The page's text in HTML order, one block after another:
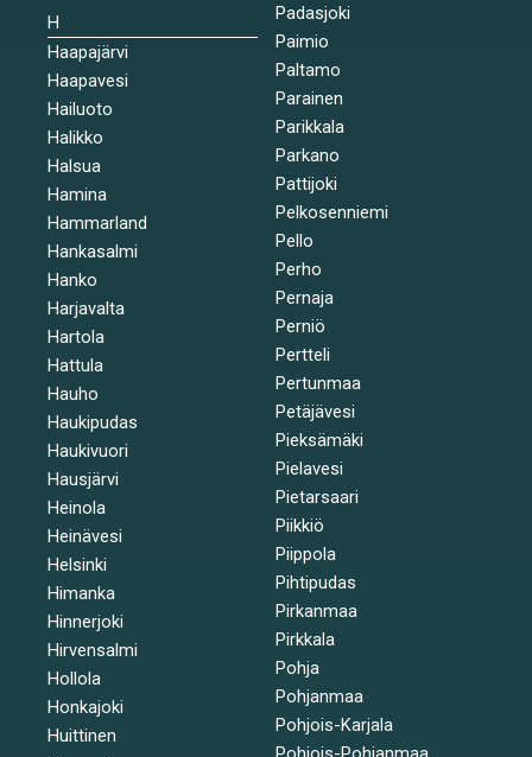
H
Haapajärvi
Haapavesi
Hailuoto
Halikko
Halsua
Hamina
Hammarland
Hankasalmi
Hanko
Harjavalta
Hartola
Hattula
Hauho
Haukipudas
Haukivuori
Hausjärvi
Heinola
Heinävesi
Helsinki
Himanka
Hinnerjoki
Hirvensalmi
Hollola
Honkajoki
Huittinen
Padasjoki
Paimio
Paltamo
Parainen
Parikkala
Parkano
Pattijoki
Pelkosenniemi
Pello
Perho
Pernaja
Perniö
Pertteli
Pertunmaa
Petäjävesi
Pieksämäki
Pielavesi
Pietarsaari
Piikkiö
Piippola
Pihtipudas
Pirkanmaa
Pirkkala
Pohja
Pohjanmaa
Pohjois-Karjala